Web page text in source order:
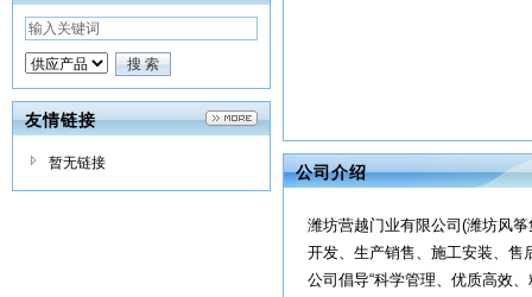
友情链接
暂无链接 公司介绍
潍坊营越门业有限公司(潍坊风
开发、生产销售、施工安装、售
公司倡导“科学管理、优质高效